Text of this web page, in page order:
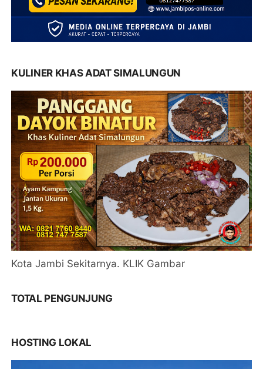
KULINER KHAS ADAT SIMALUNGUN
Kota Jambi Sekitarnya. KLIK Gambar
TOTAL PENGUNJUNG
HOSTING LOKAL